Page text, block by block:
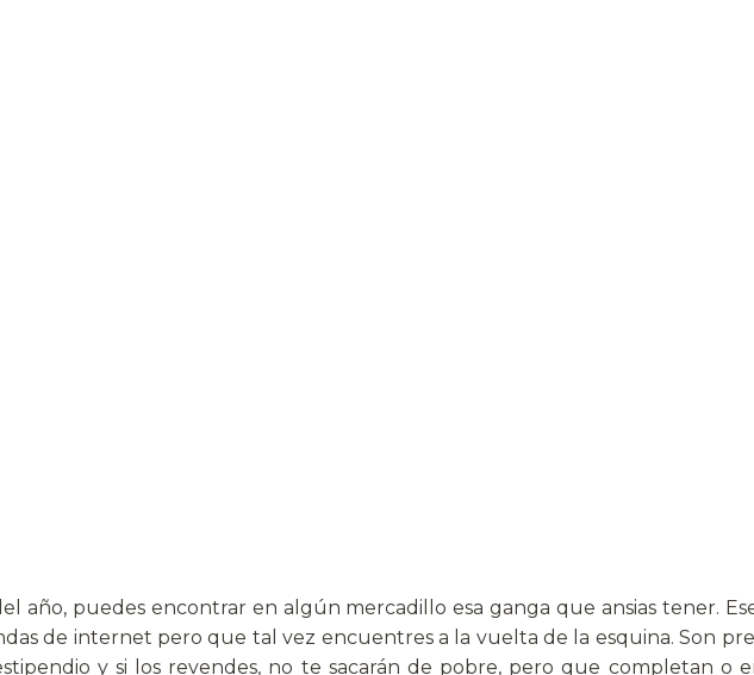
año, puedes encontrar en algún mercadillo esa ganga que ansias tener.
de internet pero que tal vez encuentres a la vuelta de la esquina. Son
y si los revendes, no te sacarán de pobre, pero que completan o